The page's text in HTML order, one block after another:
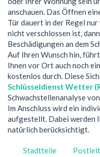
anschauen. Das Öffnen
Tür dauert in der Regel
nicht verschlossen ist,
Beschädigungen an dem
Auf Ihren Wunsch hin,
Ihnen vor Ort auch noch
kostenlos durch. Diese
Schlüsseldienst Wetter
Schwachstellenanalyse
Im Anschluss wird ein
aufgestellt. Dabei werden
natürlich berücksichtigt.
Stadtteile